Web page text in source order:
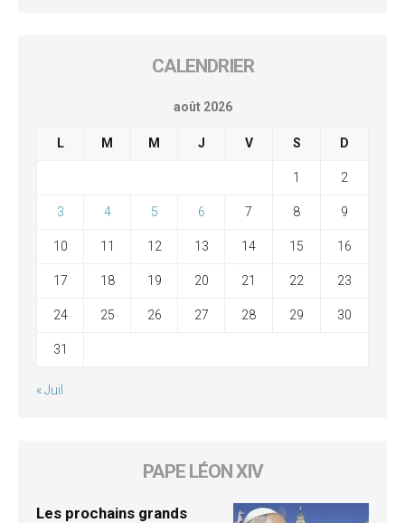
CALENDRIER
août 2026
L M M J V S D
1 2
3 4 5 6 7 8 9
10 11 12 13 14 15 16
17 18 19 20 21 22 23
24 25 26 27 28 29 30
31
« Juil
PAPE LÉON XIV
Les prochains grands